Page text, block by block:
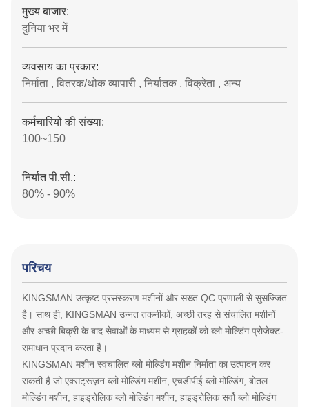
मुख्य बाजार:
दुनिया भर में
व्यवसाय का प्रकार:
निर्माता , वितरक/थोक व्यापारी , निर्यातक , विक्रेता , अन्य
कर्मचारियों की संख्या:
100~150
निर्यात पी.सी.:
80% - 90%
परिचय
KINGSMAN उत्कृष्ट प्रसंस्करण मशीनों और सख्त QC प्रणाली से सुसज्जित
है। साथ ही, KINGSMAN उन्नत तकनीकों, अच्छी तरह से संचालित मशीनों
और अच्छी बिक्री के बाद सेवाओं के माध्यम से ग्राहकों को ब्लो मोल्डिंग प्रोजेक्ट-
समाधान प्रदान करता है।
KINGSMAN मशीन स्वचालित ब्लो मोल्डिंग मशीन निर्माता का उत्पादन कर
सकती है जो एक्सट्रूज़न ब्लो मोल्डिंग मशीन, एचडीपीई ब्लो मोल्डिंग, बोतल
मोल्डिंग मशीन, हाइड्रोलिक ब्लो मोल्डिंग मशीन, हाइड्रोलिक सर्वो ब्लो मोल्डिंग